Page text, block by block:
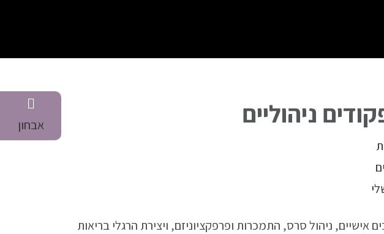
ניהוליים
ניהול סרס, התמכרות ופרפקציוניזם, ויצירת הרגלי בריאות
אבחון